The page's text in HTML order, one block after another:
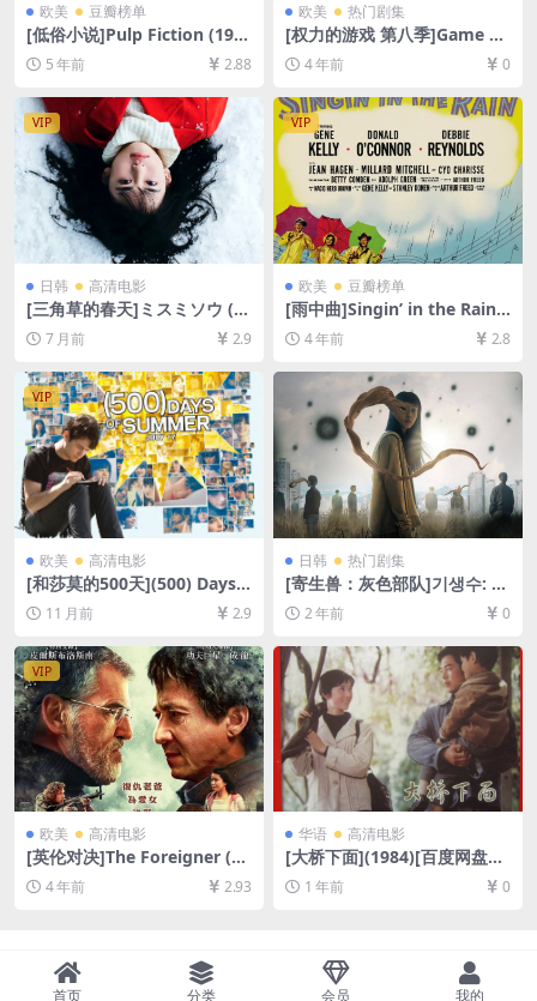
欧美 豆瓣榜单
[低俗小说]Pulp Fiction (199
4)[百度网盘+迅雷云盘资源10
80P超清未删减][MP4/10GB]
[中英字幕]
5 年前 2.88
欧美 热门剧集
[权力的游戏 第八季]Game of
Thrones Season 8 (2019)[百
度网盘+迅雷云盘+阿里云盘资
源1080P超清未删减][MP4/19
GB][中英字幕]
4 年前 0
VIP
日韩 高清电影
[三角草的春天]ミスミソウ (2
018)[百度网盘+夸克网盘1080
P超清未删减资源][网盘在线播
放/下载][MP4/7.8GB][中文字
幕]
7 月前 2.9
VIP
欧美 豆瓣榜单
[雨中曲]Singin’ in the Rain
(1952)[百度网盘+迅雷云盘资
源1080P超清未删减][MP4/6.
7GB][中英字幕]
4 年前 2.8
VIP
欧美 高清电影
[和莎莫的500天](500) Days o
f Summer (2009)[百度网盘
+夸克网盘1080P超清未删减
4/6.3GB][中英字幕]
11 月前 2.9
日韩 热门剧集
[寄生兽：灰色部队]기생수: 더
그레이 (2024)[百度网盘+夸克
网盘1080P超清未删减资源]
GB][中文字幕]
2 年前 0
VIP
欧美 高清电影
[英伦对决]The Foreigner (20
17)[百度网盘+迅雷云盘资源1
080P超清未删减][MP4/7GB]
4 年前 2.93
华语 高清电影
[大桥下面](1984)[百度网盘
+夸克网盘1080P超清未删减
资源][网盘在线播放/下载][MP
1 年前 0
首页 分类 会员 我的